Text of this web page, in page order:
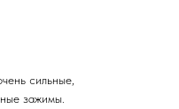
сильные,
зажимы.